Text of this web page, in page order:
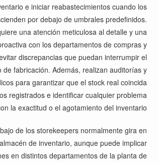
e iniciar reabastecimientos cuando los
por debajo de umbrales predefinidos.
una atención meticulosa al detalle y una
con los departamentos de compras y
discrepancias que puedan interrumpir el
de fabricación. Además, realizan auditorías y
para garantizar que el stock real coincida
registrados e identificar cualquier problema
la exactitud o el agotamiento del inventario.
de los storekeepers normalmente gira en
de inventario, aunque puede implicar
en distintos departamentos de la planta de